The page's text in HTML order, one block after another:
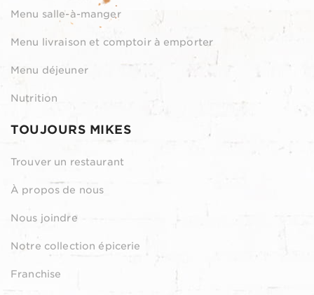
Menu salle-à-manger
Menu livraison et comptoir à emporter
Menu déjeuner
Nutrition
TOUJOURS MIKES
Trouver un restaurant
À propos de nous
Nous joindre
Notre collection épicerie
Franchise